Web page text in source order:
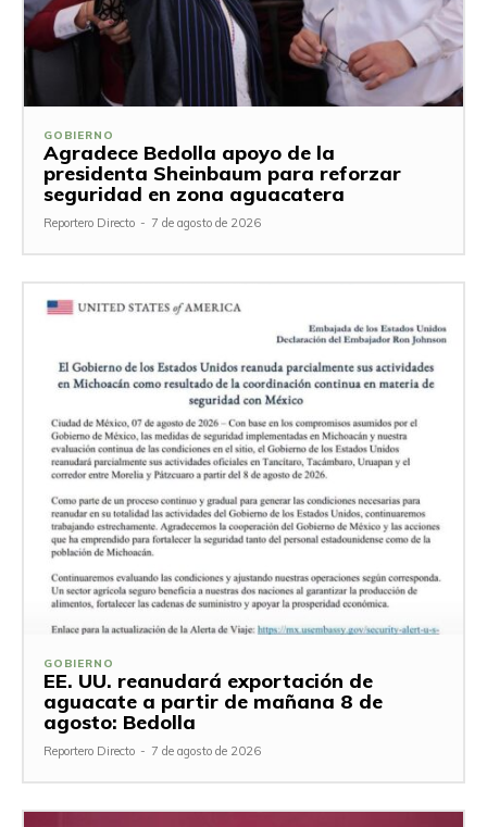
GOBIERNO
Agradece Bedolla apoyo de la
presidenta Sheinbaum para reforzar
seguridad en zona aguacatera
Reportero Directo - 7 de agosto de 2026
GOBIERNO
EE. UU. reanudará exportación de
aguacate a partir de mañana 8 de
agosto: Bedolla
Reportero Directo - 7 de agosto de 2026